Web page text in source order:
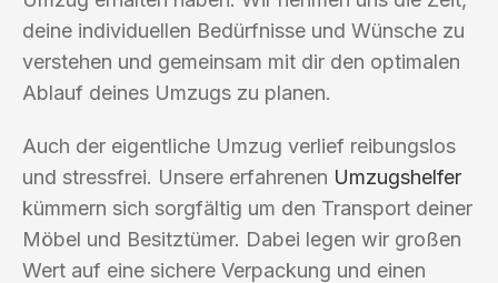
deine individuellen Bedürfnisse und Wünsche zu
verstehen und gemeinsam mit dir den optimalen
Ablauf deines Umzugs zu planen.
Auch der eigentliche Umzug verlief reibungslos
und stressfrei. Unsere erfahrenen Umzugshelfer
kümmern sich sorgfältig um den Transport deiner
Möbel und Besitztümer. Dabei legen wir großen
Wert auf eine sichere Verpackung und einen